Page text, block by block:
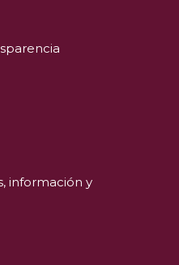
información y